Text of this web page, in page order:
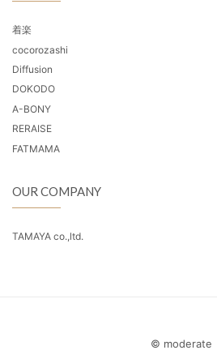
着楽
cocorozashi
Diffusion
DOKODO
A-BONY
RERAISE
FATMAMA
OUR COMPANY
TAMAYA co.,ltd.
© moderate